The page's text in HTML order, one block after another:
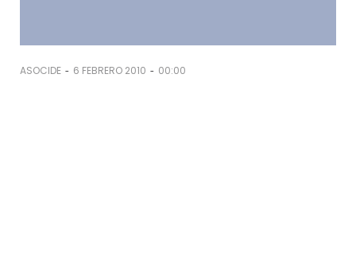
ASOCIDE - 6 FEBRERO 2010 - 00:00